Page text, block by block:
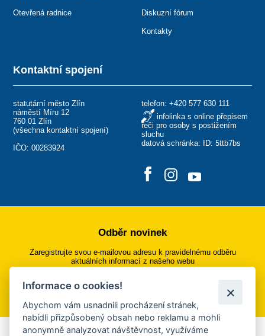
Kontaktní spojení
statutární město Zlín
náměstí Míru 12
760 01 Zlín
(všechna kontaktní spojení)
IČO: 00283924
telefon: +420 577 630 111
infolinka s online přepisem
řeči pro osoby s postižením
sluchu
datová schránka: ID: 5ttb7bs
Otevřená radnice Diskuzní fórum
Kontakty
Odběr novinek
Zaregistrujte svou e-mailovou adresu k pravidelnému odběru
aktuálních informací z našeho webu
Přihlásit se k odběru
Informace o cookies!
Abychom vám usnadnili procházení stránek,
nabídli přizpůsobený obsah nebo reklamu a mohli
anonymně analyzovat návštěvnost, využíváme